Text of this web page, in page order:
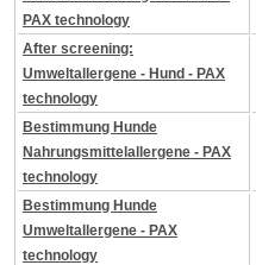
PAX technology
After screening:
Umweltallergene - Hund - PAX
technology
Bestimmung Hunde
Nahrungsmittelallergene - PAX
technology
Bestimmung Hunde
Umweltallergene - PAX
technology